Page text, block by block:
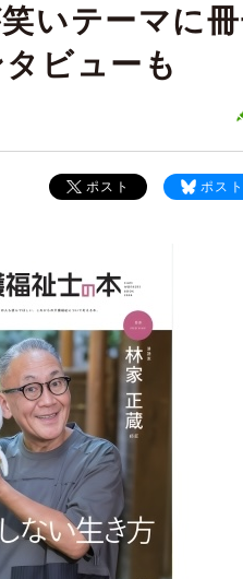
笑いテーマに
ビューも
ポスト
ポスト